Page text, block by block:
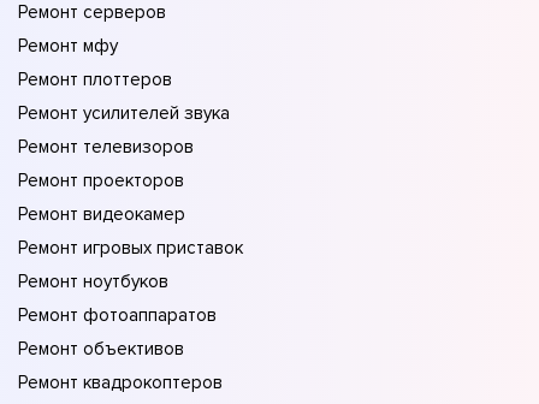
Ремонт серверов
Ремонт мфу
Ремонт плоттеров
Ремонт усилителей звука
Ремонт телевизоров
Ремонт проекторов
Ремонт видеокамер
Ремонт игровых приставок
Ремонт ноутбуков
Ремонт фотоаппаратов
Ремонт объективов
Ремонт квадрокоптеров